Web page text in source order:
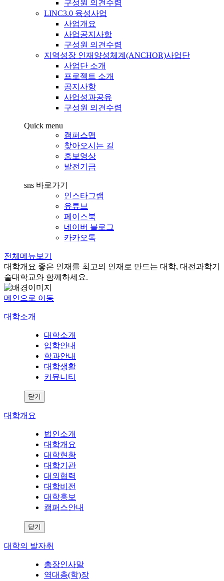
구성원 의견수렴
LINC3.0 육성사업
사업개요
사업공지사항
구성원 의견수렴
지역성장 인재양성체계(ANCHOR)사업단
사업단 소개
프로젝트 소개
공지사항
사업성과공유
구성원 의견수렴
Quick menu
캠퍼스맵
찾아오시는 길
홍보영상
발전기금
sns 바로가기
인스타그램
유튜브
페이스북
네이버 블로그
카카오톡
전체메뉴보기
대학개요 좋은 인재를 최고의 인재로 만드는 대학, 대전과학기
술대학교와 함께하세요.
메인으로 이동
대학소개
대학소개
입학안내
학과안내
대학생활
커뮤니티
닫기
대학개요
법인소개
대학개요
대학현황
대학기관
대외협력
대학비전
대학홍보
캠퍼스안내
닫기
대학의 발자취
총장인사말
역대총(학)장